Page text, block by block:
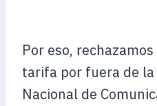
Por eso,
tarifa por fuera de
Nacional de